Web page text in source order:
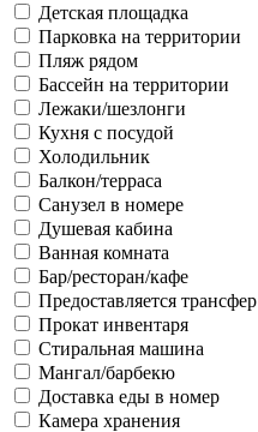
Детская площадка
Парковка на территории
Пляж рядом
Бассейн на территории
Лежаки/шезлонги
Кухня с посудой
Холодильник
Балкон/терраса
Санузел в номере
Душевая кабина
Ванная комната
Бар/ресторан/кафе
Предоставляется трансфер
Прокат инвентаря
Стиральная машина
Мангал/барбекю
Доставка еды в номер
Камера хранения